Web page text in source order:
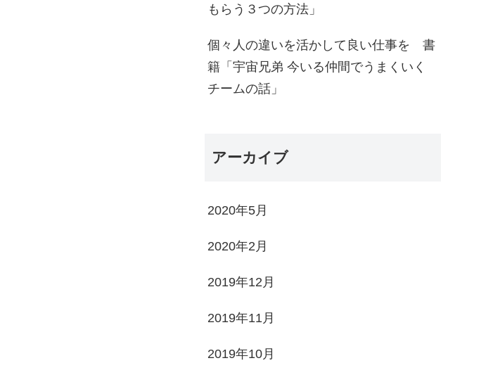
もらう３つの方法」
個々人の違いを活かして良い仕事を 書
籍「宇宙兄弟 今いる仲間でうまくいく
チームの話」
アーカイブ
2020年5月
2020年2月
2019年12月
2019年11月
2019年10月